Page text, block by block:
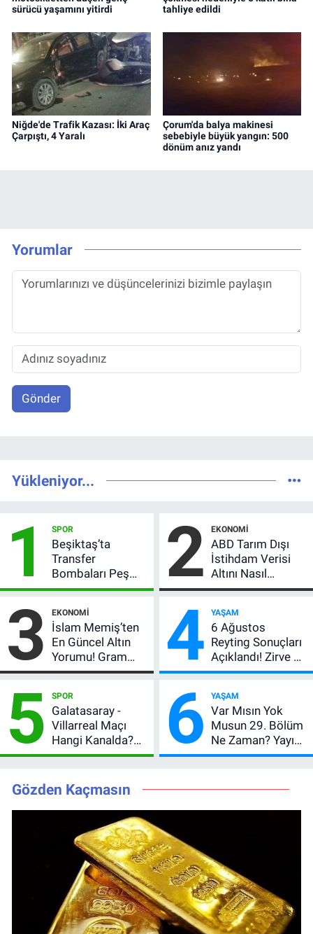
sürücü yaşamını yitirdi
tahliye edildi
Niğde'de Trafik Kazası: İki Araç
Çarpıştı, 4 Yaralı
Çorum'da balya makinesi
sebebiyle büyük yangın: 500
dönüm anız yandı
Yorumlar
Gönder
Yükleniyor...
1 SPOR
Beşiktaş’ta
Transfer
Bombaları Peş
Peşe! Adalı
Açıkladı, 5 Yıldız
Daha Listede
2 EKONOMI
ABD Tarım Dışı
İstihdam Verisi
Altını Nasıl
Etkiler? Çok Basit
3 EKONOMI
İslam Memiş’ten
En Güncel Altın
Yorumu! Gram
Altın İçin 6.350 TL
Beklentisi
Değişmedi
4 YAŞAM
6 Ağustos
Reyting Sonuçları
Açıklandı! Zirve El
Değiştirdi:
MasterChef'i
Geride Bıraktı
5 SPOR
Galatasaray -
Villarreal Maçı
Hangi Kanalda?
Hazırlık Maçı Ne
Kaçta, Nereden
İzlenir?
6 YAŞAM
Var Mısın Yok
Musun 29. Bölüm
Ne Zaman? Yayın
Günü Değişti, Yeni
Gözden Kaçmasın